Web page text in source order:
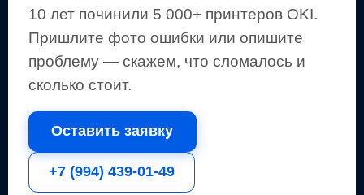
10 лет починили 5 000+ принтеровOKI.
Пришлите фото ошибки или опишите
проблему — скажем, что сломалось и
сколько стоит.
Оставить заявку
+7 (994) 439-01-49